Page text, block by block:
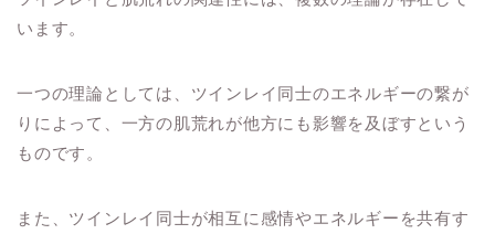
います。
一つの理論としては、ツインレイ同士のエネルギーの繋が
りによって、一方の肌荒れが他方にも影響を及ぼすという
ものです。
また、ツインレイ同士が相互に感情やエネルギーを共有す